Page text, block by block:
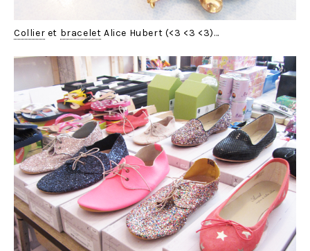
Collier et bracelet Alice Hubert (<3 <3 <3)…